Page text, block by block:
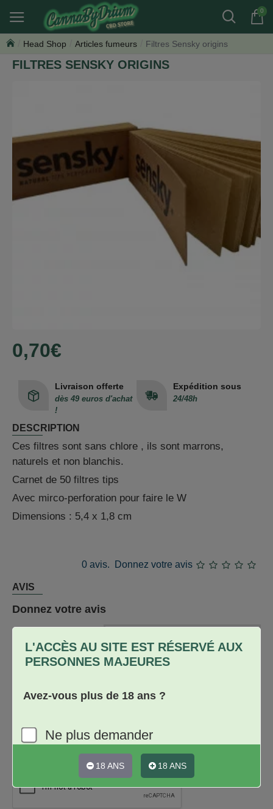
L'ACCÈS AU SITE EST RÉSERVÉ AUX
PERSONNES MAJEURES
Avez-vous plus de 18 ans ?
Ne plus demander
18 ANS 18 ANS
0
Head Shop Articles fumeurs Filtres Sensky origins
FILTRES SENSKY ORIGINS
Livraison offerte
dès 49 euros d'achat
!
Expédition sous
24/48h
DESCRIPTION
Ces filtres sont sans chlore , ils sont marrons,
naturels et non blanchis.
Carnet de 50 filtres tips
Avec mirco-perforation pour faire le W
Dimensions : 5,4 x 1,8 cm
0 avis. Donnez votre avis
0,70€
AVIS
Donnez votre avis
Avis
Note